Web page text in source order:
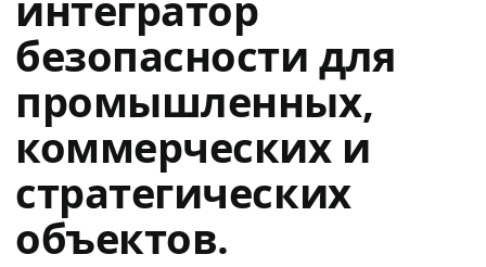
безопасности для
промышленных,
коммерческих и
стратегических
объектов.